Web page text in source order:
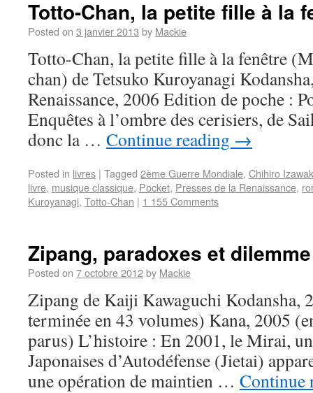
Totto-Chan, la petite fille à la
Posted on 3 janvier 2013 by Mackie
Totto-Chan, la petite fille à la fenêtre
chan) de Tetsuko Kuroyanagi
Renaissance, 2006 Edition de poche :
Enquêtes à l’ombre des cerisiers, de
donc la … Continue reading →
Posted in livres | Tagged 2ème Guerre Mondiale, Chihiro
livre, musique classique, Pocket, Presses de la Renaissance,
Kuroyanagi, Totto-Chan | 1 155 Comments
Zipang, paradoxes et dilemme
Posted on 7 octobre 2012by Mackie
Zipang de Kaiji Kawaguchi Kodansha,
terminée en 43 volumes) Kana, 2005
parus) L’histoire : En 2001, le Mirai,
Japonaises d’Autodéfense (Jietai)
une opération de maintien … Continue